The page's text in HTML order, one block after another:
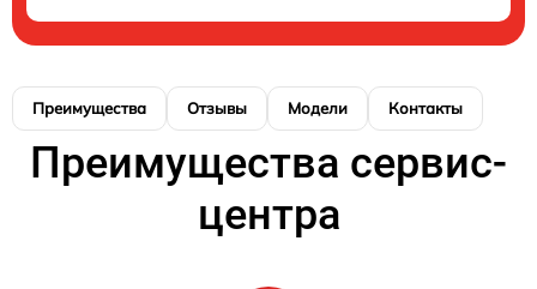
Преимущества Отзывы Модели Контакты
Преимущества сервис-
центра